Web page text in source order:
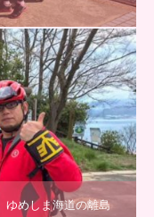
ゆめしま海道の離島